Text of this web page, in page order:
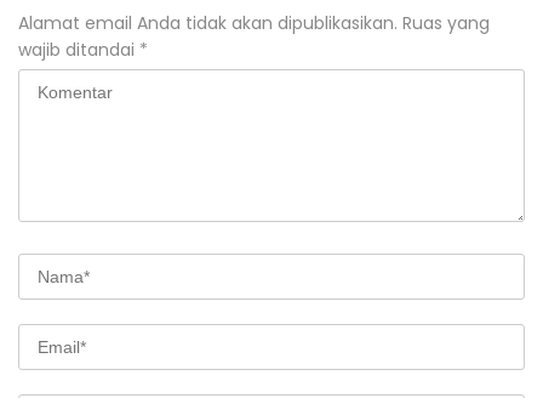
Alamat email Anda tidak akan dipublikasikan. Ruas yang
wajib ditandai *